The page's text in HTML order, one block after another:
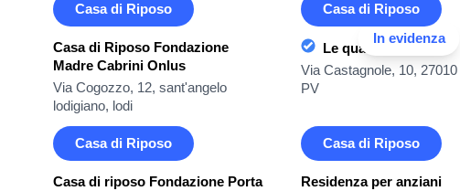
Casa di Riposo
Casa di Riposo Fondazione
Madre Cabrini Onlus
Via Cogozzo, 12, sant'angelo
lodigiano, lodi
In evidenza
Casa di Riposo
Le quattro sorelle
Via Castagnole, 10,
PV
Casa di Riposo
Casa di riposo Fondazione Porta
Casa di Riposo
Residenza per anziani